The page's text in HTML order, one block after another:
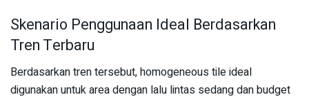
Skenario Penggunaan Ideal Berdasarkan
Tren Terbaru
Berdasarkan tren tersebut, homogeneous tile ideal
digunakan untuk area dengan lalu lintas sedang dan budget